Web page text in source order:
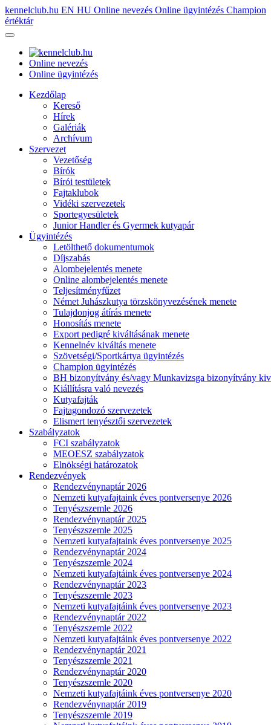
kennelclub.hu EN HU Online nevezés Online ügyintézés Champion
értéktár
Online nevezés
Online ügyintézés
Kezdőlap
Kereső
Hírek
Galériák
Archívum
Szervezet
Vezetőség
Bírók
Bírói testületek
Fajtaklubok
Vidéki szervezetek
Sportegyesületek
Junior Handler és Gyermek kutyapár
Ügyintézés
Letölthető dokumentumok
Díjszabás
Alombejelentés menete
Online alombejelentés menete
Teljesítményfűzet
Német Juhászkutya törzskönyvezésének menete
Tulajdonjog átírás menete
Honosítás menete
Export pedigré kiváltásának menete
Kennelnév kiváltás menete
Szövetségi/Sportkártya ügyintézés
Champion ügyintézés
BH bizonyítvány és/vagy Munkavizsga bizonyítvány
Kiállításra való nevezés
Kutyafajták
Fajtagondozó szervezetek
Elismert tenyésztői szervezetek
Szabályzatok
FCI szabályzatok
MEOESZ szabályzatok
Elnökségi határozatok
Rendezvények
Rendezvénynaptár 2026
Nemzeti kutyafajtaink éves pontversenye 2026
Tenyészszemle 2026
Rendezvénynaptár 2025
Tenyészszemle 2025
Nemzeti kutyafajtaink éves pontversenye 2025
Rendezvénynaptár 2024
Tenyészszemle 2024
Nemzeti kutyafajtáink éves pontversenye 2024
Rendezvénynaptár 2023
Tenyészszemle 2023
Nemzeti kutyafajtáink éves pontversenye 2023
Rendezvénynaptár 2022
Tenyészszemle 2022
Nemzeti kutyafajtáink éves pontversenye 2022
Rendezvénynaptár 2021
Tenyészszemle 2021
Rendezvénynaptár 2020
Tenyészszemle 2020
Nemzeti kutyafajtáink éves pontversenye 2020
Rendezvénynaptár 2019
Tenyészszemle 2019